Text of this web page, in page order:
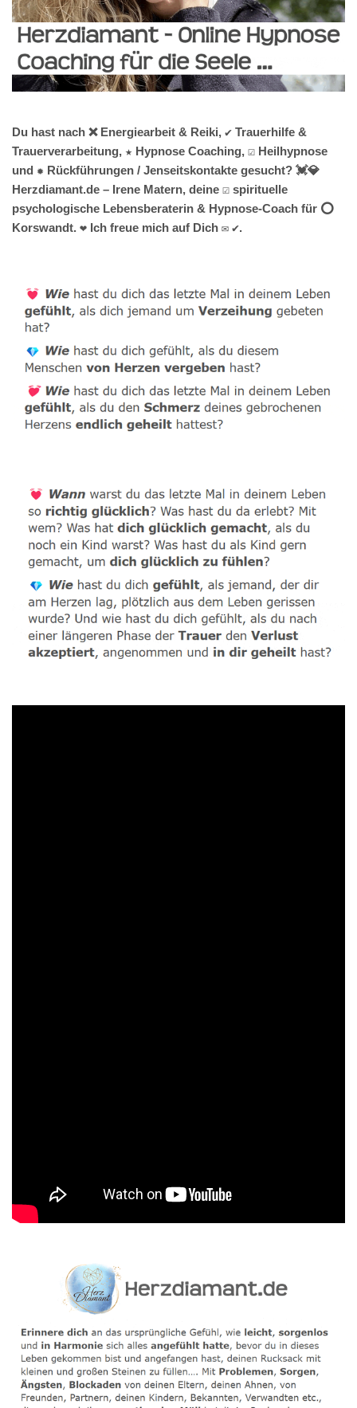
Du hast nach ❌ Energiearbeit & Reiki, ✔️ Trauerhilfe &
Trauerverarbeitung, ★ Hypnose Coaching, ☑️ Heilhypnose
und ✹ Rückführungen / Jenseitskontakte gesucht? 💓️💎
Herzdiamant.de – Irene Matern, deine ☑️ spirituelle
psychologische Lebensberaterin & Hypnose-Coach für ⭕
Korswandt. ❤ Ich freue mich auf Dich ✉ ✔.